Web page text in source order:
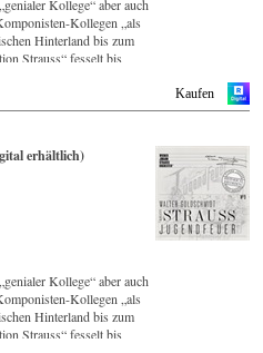
Kollege“ aber auch
Kollegen „als
Hinterland bis zum
Strauss“ fesselt bis
aus den Jahren 1988
die nach wie vor
dieser Musik.
Jahr 1990 gehört zu einer
Jahre Strauss-
Werke in einer
Kaufen
erhältlich)
Kollege“ aber auch
Kollegen „als
Hinterland bis zum
Strauss“ fesselt bis